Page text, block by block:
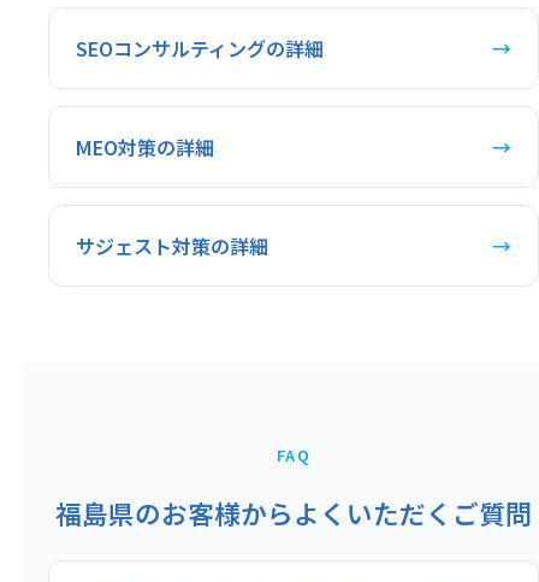
SEOコンサルティングの詳細 →
MEO対策の詳細 →
サジェスト対策の詳細 →
FAQ
福島県のお客様からよくいただくご質問